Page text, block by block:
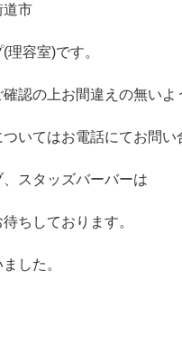
道市
容室)です。
認の上お間違えの無いよ
いてはお電話にてお問い
スタッズバーバーは
ちしております。
した。